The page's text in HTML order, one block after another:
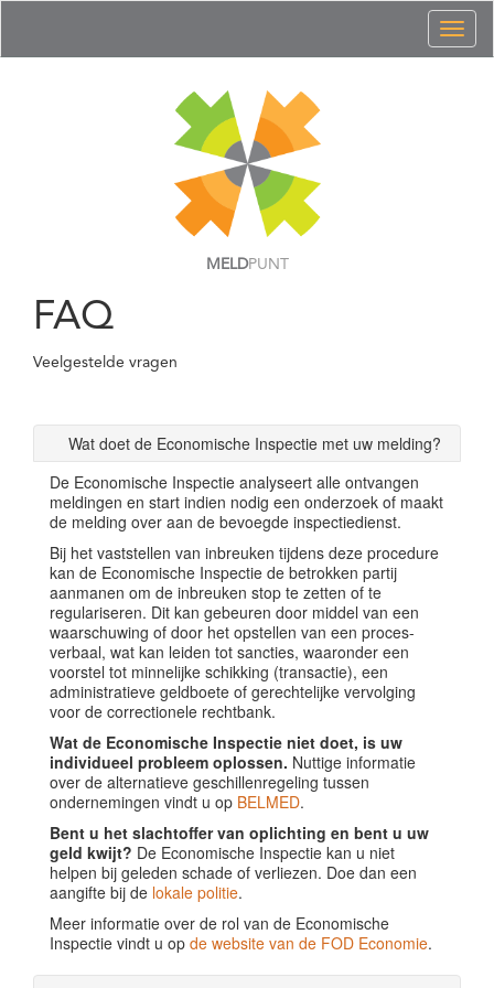
MELDPUNT
FAQ
Veelgestelde vragen
Wat doet de Economische Inspectie met uw melding?
De Economische Inspectie analyseert alle ontvangen
meldingen en start indien nodig een onderzoek of maakt
de melding over aan de bevoegde inspectiedienst.
Bij het vaststellen van inbreuken tijdens deze procedure
kan de Economische Inspectie de betrokken partij
aanmanen om de inbreuken stop te zetten of te
regulariseren. Dit kan gebeuren door middel van een
waarschuwing of door het opstellen van een proces-
verbaal, wat kan leiden tot sancties, waaronder een
voorstel tot minnelijke schikking (transactie), een
administratieve geldboete of gerechtelijke vervolging
voor de correctionele rechtbank.
Wat de Economische Inspectie niet doet, is uw
individueel probleem oplossen. Nuttige informatie
over de alternatieve geschillenregeling tussen
ondernemingen vindt u op BELMED.
Bent u het slachtoffer van oplichting en bent u uw
geld kwijt? De Economische Inspectie kan u niet
helpen bij geleden schade of verliezen. Doe dan een
aangifte bij de lokale politie.
Meer informatie over de rol van de Economische
Inspectie vindt u op de website van de FOD Economie.